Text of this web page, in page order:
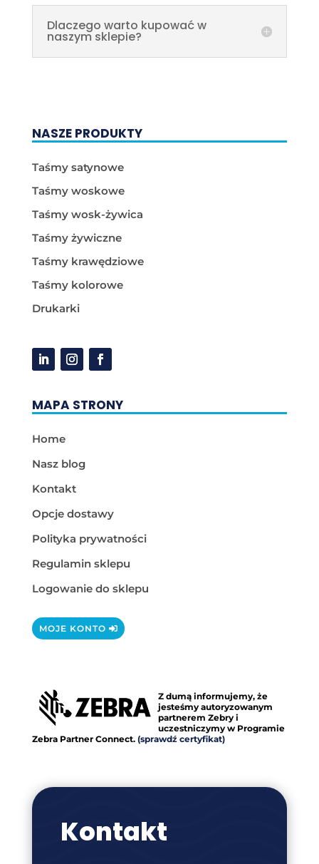
Dlaczego warto kupować w
naszym sklepie?
NASZE PRODUKTY
Taśmy satynowe
Taśmy woskowe
Taśmy wosk-żywica
Taśmy żywiczne
Taśmy krawędziowe
Taśmy kolorowe
Drukarki
MAPA STRONY
Home
Nasz blog
Kontakt
Opcje dostawy
Polityka prywatności
Regulamin sklepu
Logowanie do sklepu
MOJE KONTO
Z dumą informujemy, że
jesteśmy autoryzowanym
partnerem Zebry i
uczestniczymy w Programie
Zebra Partner Connect. (sprawdź certyfikat)
Kontakt